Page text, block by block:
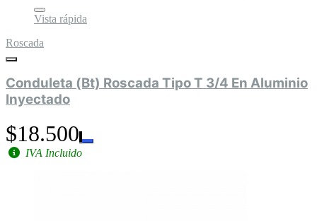
Vista rápida
Roscada
Conduleta (Bt) Roscada Tipo T 3/4 En Aluminio
Inyectado
$18.500
IVA Incluido